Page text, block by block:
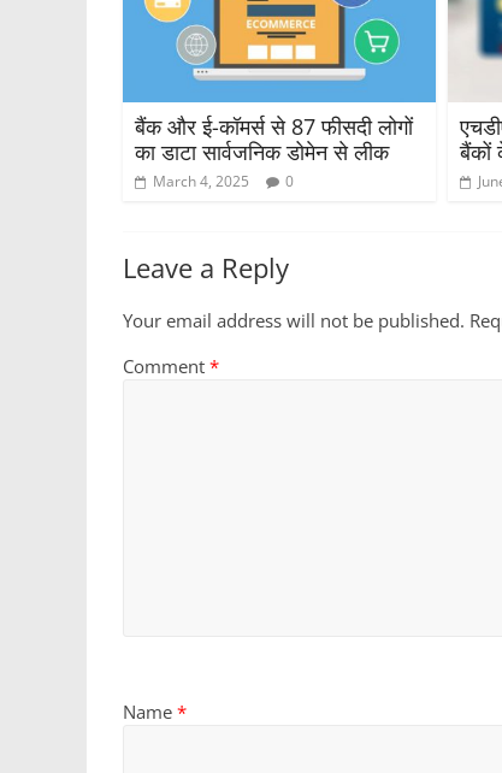
बैंक और ई-कॉमर्स से 87 फीसदी लोगों
का डाटा सार्वजनिक डोमेन से लीक
March 4, 2025 0
बैंकों
Leave a Reply
Your email address will not be published.
Comment *
Name *